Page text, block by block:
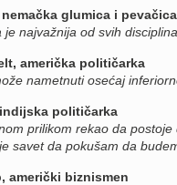
glumica i pevačica
najvažnija od svih disciplina.
američka političarka
nametnuti osećaj
političarka
prilikom rekao da
savet da pokušam da
američki biznismen